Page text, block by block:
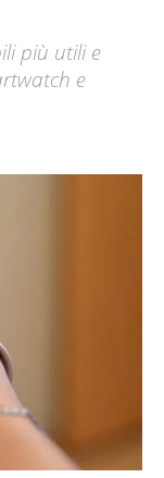
più utili e
e